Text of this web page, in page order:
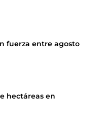
fuerza entre agosto
hectáreas en